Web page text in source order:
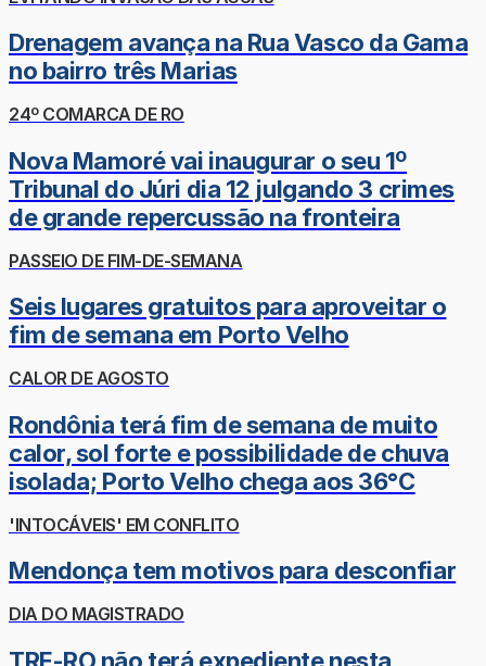
Drenagem avança na Rua Vasco da Gama
no bairro três Marias
24º COMARCA DE RO
Nova Mamoré vai inaugurar o seu 1º
Tribunal do Júri dia 12 julgando 3 crimes
de grande repercussão na fronteira
PASSEIO DE FIM-DE-SEMANA
Seis lugares gratuitos para aproveitar o
fim de semana em Porto Velho
CALOR DE AGOSTO
Rondônia terá fim de semana de muito
calor, sol forte e possibilidade de chuva
isolada; Porto Velho chega aos 36°C
'INTOCÁVEIS' EM CONFLITO
Mendonça tem motivos para desconfiar
DIA DO MAGISTRADO
TRE-RO não terá expediente nesta